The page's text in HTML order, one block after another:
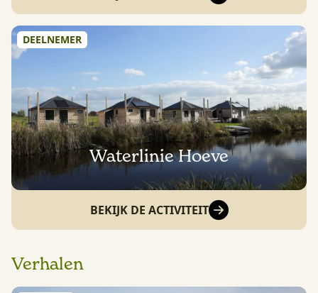
DEELNEMER
Waterlinie Hoeve
BEKIJK DE ACTIVITEIT
Verhalen